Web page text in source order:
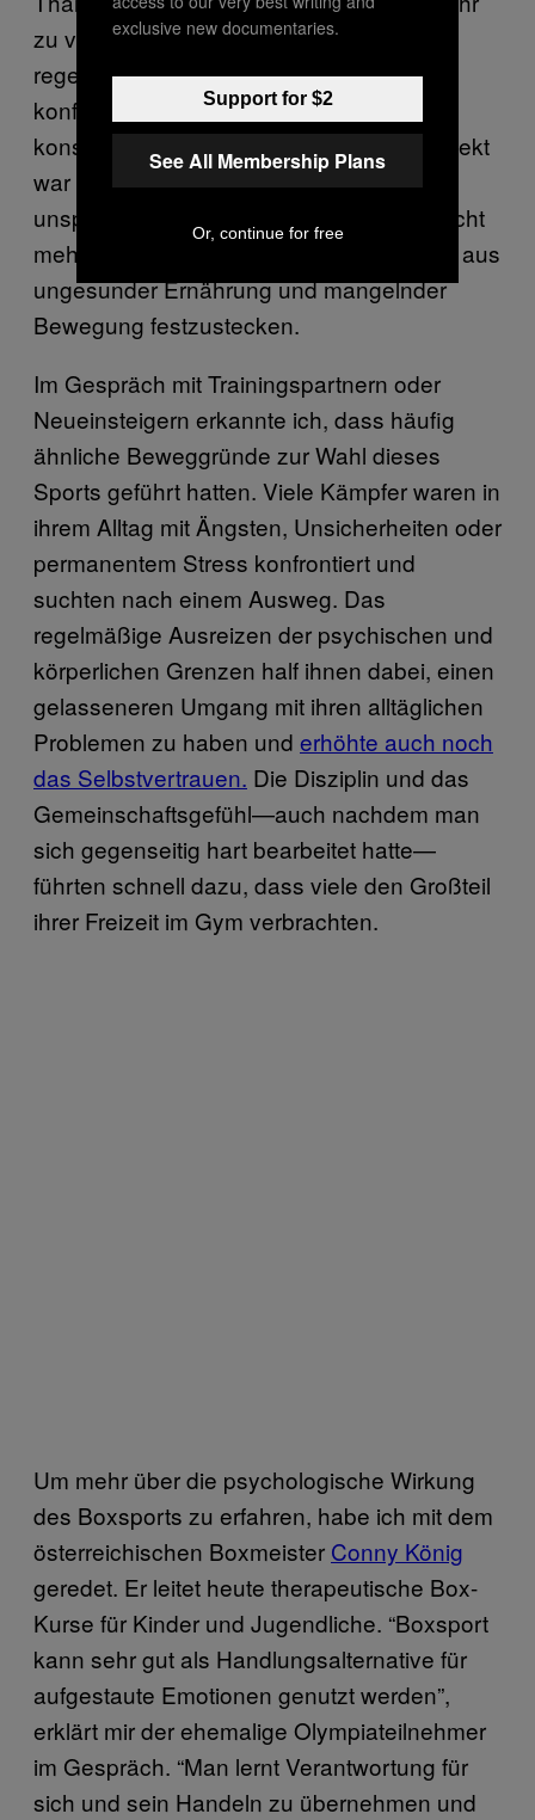
zu verdrängen, denn im Training war ich
regelmäßig mit Wut oder Aggression
konfrontiert und konnte sie als Ansporn
konstruktiv nutzen. Ein positiver Nebeneffekt
war auch, dass ich nach meiner
unsportlichen Zeit wieder fit wurde und nicht
mehr das Gefühl hatte, in einem Kreislauf aus
ungesunder Ernährung und mangelnder
Bewegung festzustecken.
Im Gespräch mit Trainingspartnern oder
Neueinsteigern erkannte ich, dass häufig
ähnliche Beweggründe zur Wahl dieses
Sports geführt hatten. Viele Kämpfer waren in
ihrem Alltag mit Ängsten, Unsicherheiten oder
permanentem Stress konfrontiert und
suchten nach einem Ausweg. Das
regelmäßige Ausreizen der psychischen und
körperlichen Grenzen half ihnen dabei, einen
gelasseneren Umgang mit ihren alltäglichen
Problemen zu haben und erhöhte auch noch
das Selbstvertrauen. Die Disziplin und das
Gemeinschaftsgefühl—auch nachdem man
sich gegenseitig hart bearbeitet hatte—
führten schnell dazu, dass viele den Großteil
ihrer Freizeit im Gym verbrachten.
Um mehr über die psychologische Wirkung
des Boxsports zu erfahren, habe ich mit dem
österreichischen Boxmeister Conny König
geredet. Er leitet heute therapeutische Box-
Kurse für Kinder und Jugendliche. “Boxsport
kann sehr gut als Handlungsalternative für
aufgestaute Emotionen genutzt werden”,
erklärt mir der ehemalige Olympiateilnehmer
im Gespräch. “Man lernt Verantwortung für
sich und sein Handeln zu übernehmen und
exclusive new documentaries.
Support for $2
See All Membership Plans
Or, continue for free